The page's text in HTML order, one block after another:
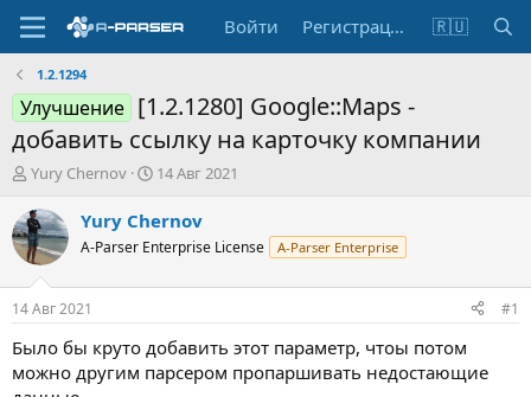
Войти Регистрация 🇷🇺
1.2.1294
Улучшение [1.2.1280] Google::Maps -
добавить ссылку на карточку компании
А
т
о
р
т
е
м
ы
Yury Chernov
Д
т
н
а
л
а
14 Авг 2021
Yury Chernov
A-Parser Enterprise License A-Parser Enterprise
14 Авг 2021 #1
Было бы круто добавить этот параметр, чтоы потом
можно другим парсером пропаршивать недостающие